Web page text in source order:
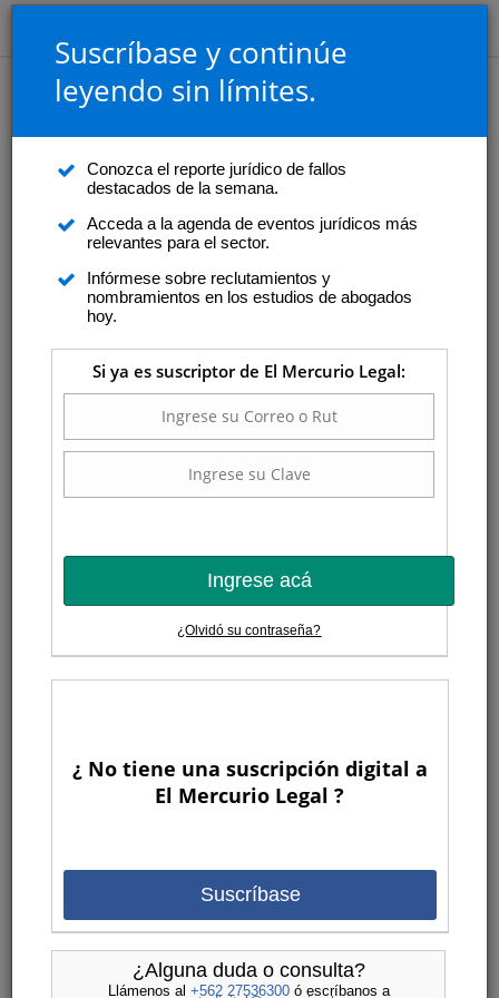
Suscríbase y continúe
leyendo sin límites.
Conozca el reporte jurídico de fallos
destacados de la semana.
Acceda a la agenda de eventos jurídicos más
relevantes para el sector.
Infórmese sobre reclutamientos y
nombramientos en los estudios de abogados
hoy.
Si ya es suscriptor de El Mercurio Legal:
Ingrese acá
¿Olvidó su contraseña?
¿ No tiene una suscripción digital a
El Mercurio Legal ?
Suscríbase
¿Alguna duda o consulta?
Llámenos al +562 27536300ó escríbanos a